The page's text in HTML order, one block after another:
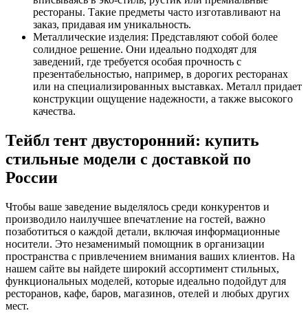
рестораны. Такие предметы часто изготавливают на
заказ, придавая им уникальность.
Металлические изделия: Представляют собой более
солидное решение. Они идеально подходят для
заведений, где требуется особая прочность с
презентабельностью, например, в дорогих ресторанах
или на специализированных выставках. Металл придает
конструкции ощущение надежности, а также высокого
качества.
Тейбл тент двусторонний: купить
стильные модели с доставкой по
России
Чтобы ваше заведение выделялось среди конкурентов и
производило наилучшее впечатление на гостей, важно
позаботиться о каждой детали, включая информационные
носители. Это незаменимый помощник в организации
пространства с привлечением внимания ваших клиентов. На
нашем сайте вы найдете широкий ассортимент стильных,
функциональных моделей, которые идеально подойдут для
ресторанов, кафе, баров, магазинов, отелей и любых других
мест.